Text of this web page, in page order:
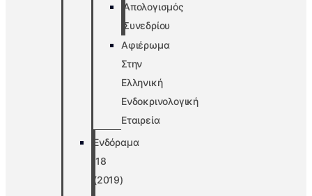
Απολογισμός
Συνεδρίου
Αφιέρωμα
Στην
Ελληνική
Ενδοκρινολογική
Εταιρεία
Ενδόραμα
’18
(2019)